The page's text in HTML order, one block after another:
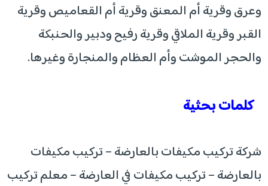
وعرق وقرية أم المعنق وقرية أم القعاميص وقرية
القبر وقرية الملاقي وقرية رفيح ودبير والحنبكة
والحجر الموشت وأم العظام والمنجارة وغيرها.
كلمات بحثية
شركة تركيب مكيفات بالعارضة – تركيب مكيفات
بالعارضة – تركيب مكيفات في العارضة – معلم تركيب